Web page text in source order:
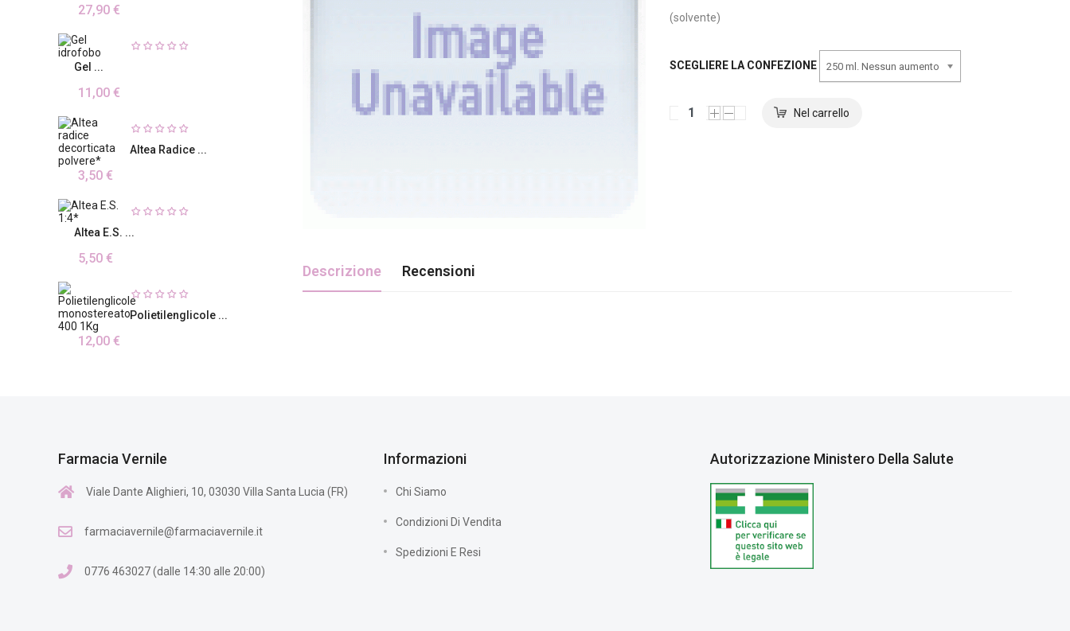
27,90 €
Gel ...
11,00 €
Altea Radice ...
3,50 €
Altea E.S. ...
5,50 €
Polietilenglicole ...
12,00 €
(solvente)
SCEGLIERE LA CONFEZIONE 250 ml. Nessun aumento
Descrizione Recensioni
Farmacia Vernile
Viale Dante Alighieri, 10, 03030 Villa Santa Lucia (FR)
farmaciavernile@farmaciavernile.it
0776 463027 (dalle 14:30 alle 20:00)
Informazioni
Chi Siamo
Condizioni Di Vendita
Spedizioni E Resi
Autorizzazione Ministero Della Salute